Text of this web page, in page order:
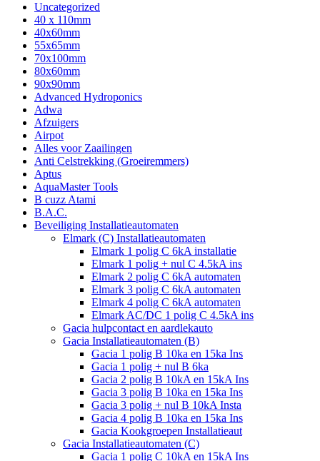
Uncategorized
40 x 110mm
40x60mm
55x65mm
70x100mm
80x60mm
90x90mm
Advanced Hydroponics
Adwa
Afzuigers
Airpot
Alles voor Zaailingen
Anti Celstrekking (Groeiremmers)
Aptus
AquaMaster Tools
B cuzz Atami
B.A.C.
Beveiliging Installatieautomaten
Elmark (C) Installatieautomaten
Elmark 1 polig C 6kA installatie
Elmark 1 polig + nul C 4.5kA ins
Elmark 2 polig C 6kA automaten
Elmark 3 polig C 6kA automaten
Elmark 4 polig C 6kA automaten
Elmark AC/DC 1 polig C 4.5kA ins
Gacia hulpcontact en aardlekauto
Gacia Installatieautomaten (B)
Gacia 1 polig B 10ka en 15ka Ins
Gacia 1 polig + nul B 6ka
Gacia 2 polig B 10kA en 15kA Ins
Gacia 3 polig B 10ka en 15ka Ins
Gacia 3 polig + nul B 10kA Insta
Gacia 4 polig B 10ka en 15ka Ins
Gacia Kookgroepen Installatieaut
Gacia Installatieautomaten (C)
Gacia 1 polig C 10kA en 15kA Ins